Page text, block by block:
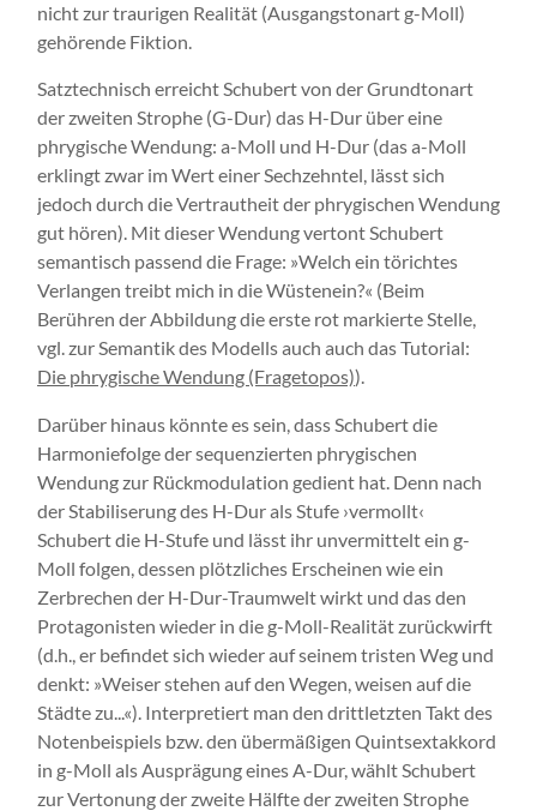
nicht zur traurigen Realität (Ausgangstonart g-Moll)
gehörende Fiktion.
Satztechnisch erreicht Schubert von der Grundtonart
der zweiten Strophe (G-Dur) das H-Dur über eine
phrygische Wendung: a-Moll und H-Dur (das a-Moll
erklingt zwar im Wert einer Sechzehntel, lässt sich
jedoch durch die Vertrautheit der phrygischen Wendung
gut hören). Mit dieser Wendung vertont Schubert
semantisch passend die Frage: »Welch ein törichtes
Verlangen treibt mich in die Wüstenein?« (Beim
Berühren der Abbildung die erste rot markierte Stelle,
vgl. zur Semantik des Modells auch auch das Tutorial:
Die phrygische Wendung (Fragetopos)).
Darüber hinaus könnte es sein, dass Schubert die
Harmoniefolge der sequenzierten phrygischen
Wendung zur Rückmodulation gedient hat. Denn nach
der Stabiliserung des H-Dur als Stufe ›vermollt‹
Schubert die H-Stufe und lässt ihr unvermittelt ein g-
Moll folgen, dessen plötzliches Erscheinen wie ein
Zerbrechen der H-Dur-Traumwelt wirkt und das den
Protagonisten wieder in die g-Moll-Realität zurückwirft
(d.h., er befindet sich wieder auf seinem tristen Weg und
denkt: »Weiser stehen auf den Wegen, weisen auf die
Städte zu...«). Interpretiert man den drittletzten Takt des
Notenbeispiels bzw. den übermäßigen Quintsextakkord
in g-Moll als Ausprägung eines A-Dur, wählt Schubert
zur Vertonung der zweite Hälfte der zweiten Strophe